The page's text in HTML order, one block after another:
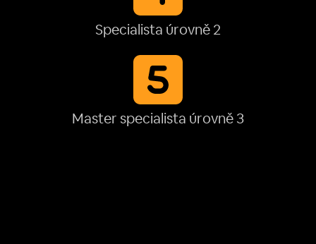
Specialista úrovně 2
Master specialista úrovně 3